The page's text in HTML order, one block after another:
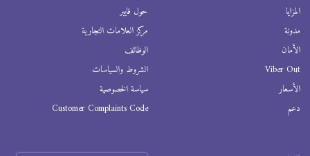
المزايا
مدونة
الأمان
Viber Out
الأسعار
دعم
حول فايبر
مركز العلامات التجارية
الوظائف
الشروط والسياسات
سياسة الخصوصية
Customer Complaints Code